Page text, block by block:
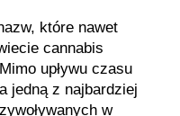
które nawet
cannabis
upływu czasu
jedną z najbardziej
w